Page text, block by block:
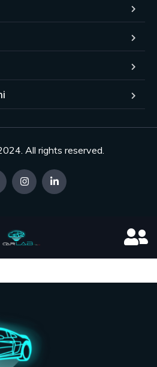
All rights reserved.